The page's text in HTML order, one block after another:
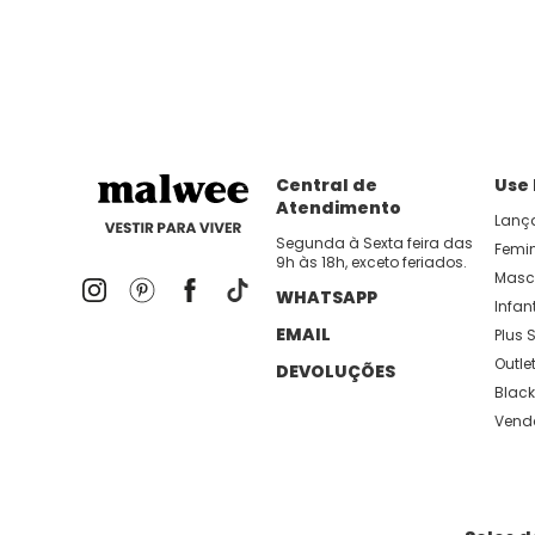
Central de
Atendimento
Segunda à Sexta feira das
9h às 18h, exceto feriados.
WHATSAPP
EMAIL
DEVOLUÇÕES
Plus
Outlet